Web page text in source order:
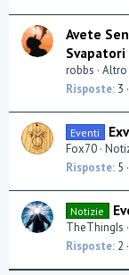
Avete
Svapatori
robbs Altro
Risposte 3
Eventi
Fox70
Risposte 5
Notizie
TheThingIs
Risposte 2